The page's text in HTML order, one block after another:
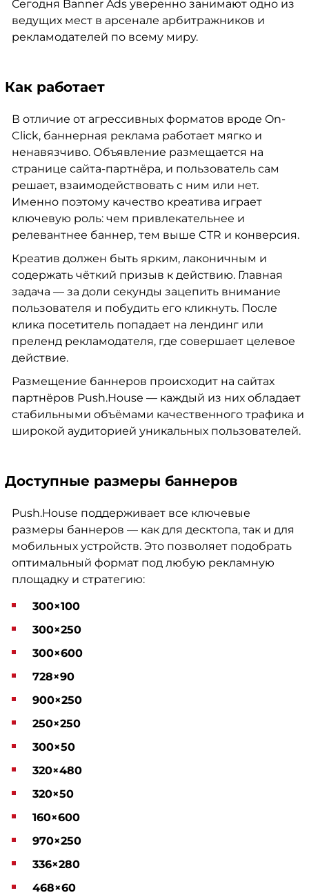
Сегодня Banner Ads уверенно занимают одно из
ведущих мест в арсенале арбитражников и
рекламодателей по всему миру.
Как работает
В отличие от агрессивных форматов вроде On-
Click, баннерная реклама работает мягко и
ненавязчиво. Объявление размещается на
странице сайта-партнёра, и пользователь сам
решает, взаимодействовать с ним или нет.
Именно поэтому качество креатива играет
ключевую роль: чем привлекательнее и
релевантнее баннер, тем выше CTR и конверсия.
Креатив должен быть ярким, лаконичным и
содержать чёткий призыв к действию. Главная
задача — за доли секунды зацепить внимание
пользователя и побудить его кликнуть. После
клика посетитель попадает на лендинг или
преленд рекламодателя, где совершает целевое
действие.
Размещение баннеров происходит на сайтах
партнёров Push.House — каждый из них обладает
стабильными объёмами качественного трафика и
широкой аудиторией уникальных пользователей.
Доступные размеры баннеров
Push.House поддерживает все ключевые
размеры баннеров — как для десктопа, так и для
мобильных устройств. Это позволяет подобрать
оптимальный формат под любую рекламную
площадку и стратегию:
300×100
300×250
300×600
728×90
900×250
250×250
300×50
320×480
320×50
160×600
970×250
336×280
468×60